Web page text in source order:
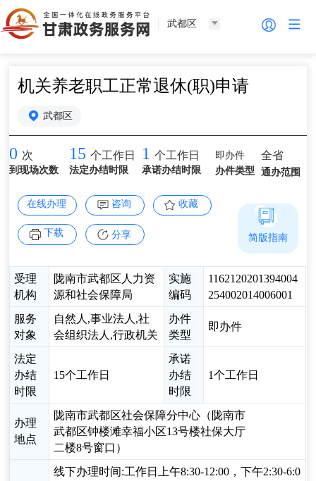
武都区
机关养老职工正常退休(职)申请
武都区
0 次
到现场次数
15 个工作日
法定办结时限
1 个工作日
承诺办结时限
即办件
办件类型
全省
通办范围
在线办理 咨询 收藏
下载 分享
受理
机构
陇南市武都区人力资
源和社会保障局
实施
编码
1162120201394004
254002014006001
服务
对象
自然人,事业法人,社
会组织法人,行政机关
办件
类型
即办件
法定
办结
时限
15个工作日
承诺
办结
时限
1个工作日
办理
地点
陇南市武都区社会保障分中心（陇南市
武都区钟楼滩幸福小区13号楼社保大厅
二楼8号窗口）
线下办理时间:工作日上午8:30-12:00，下午2:30-6:0
简版指南